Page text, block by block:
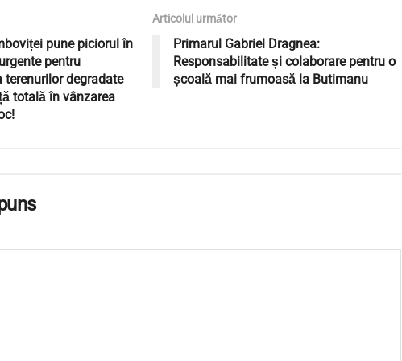
pune piciorul în
pentru
terenurilor degradate
totală în vânzarea
Articolul următor
Primarul Gabriel Dragnea:
Responsabilitate și colaborare pentru o
școală mai frumoasă la Butimanu